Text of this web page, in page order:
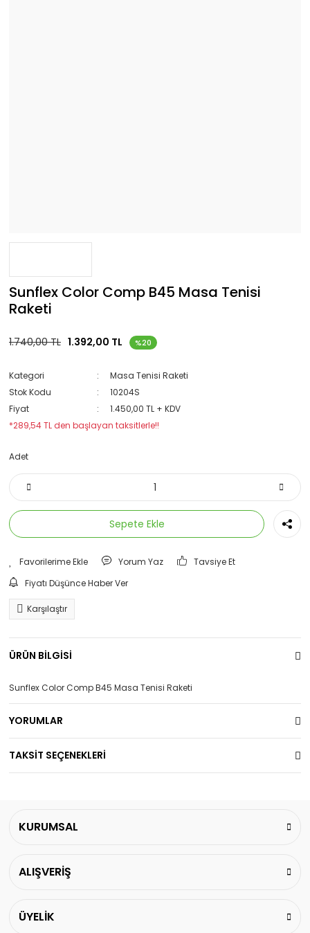
Sunflex Color Comp B45 Masa Tenisi
Raketi
1.740,00 TL 1.392,00 TL %20
Kategori
Masa Tenisi Raketi
Stok Kodu
10204S
Fiyat
1.450,00 TL + KDV
*289,54 TL den başlayan taksitlerle!!
Adet
Sepete Ekle
Yorum Yaz
Tavsiye Et
Fiyatı Düşünce Haber Ver
Karşılaştır
ÜRÜN BİLGİSİ
Sunflex Color Comp B45 Masa Tenisi Raketi
YORUMLAR
TAKSİT SEÇENEKLERİ
KURUMSAL
ALIŞVERİŞ
ÜYELİK